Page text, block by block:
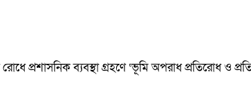
প্রশাসনিক ব্যবস্থা গ্রহণে ‘ভূমি অপরাধ প্রতিরোধ ও